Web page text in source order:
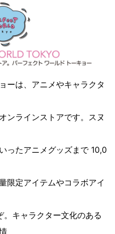
ーは、アニメやキャラクタ
ンラインストアです。スヌ
ったアニメグッズまで 10,0
限定アイテムやコラボアイ
キャラクター文化のある